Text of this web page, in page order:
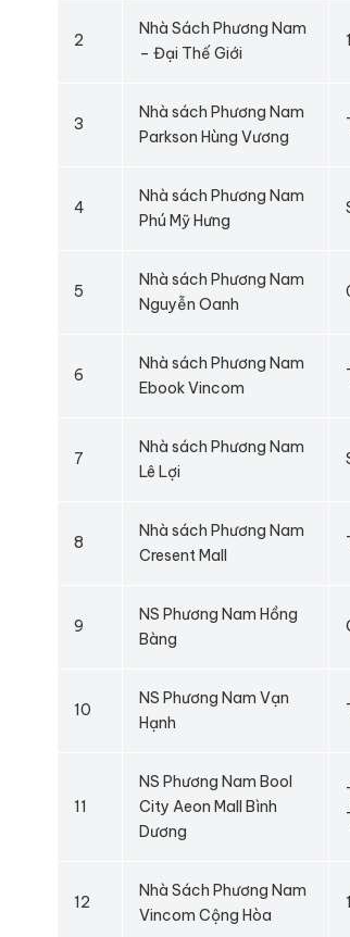
2
Nhà Sách Phương Nam
– Đại Thế Giới
3
Nhà sách Phương Nam
Parkson Hùng Vương
4
Nhà sách Phương Nam
Phú Mỹ Hưng
5
Nhà sách Phương Nam
Nguyễn Oanh
6
Nhà sách Phương Nam
Ebook Vincom
7
Nhà sách Phương Nam
Lê Lợi
8
Nhà sách Phương Nam
Cresent Mall
9
NS Phương Nam Hồng
Bàng
10
NS Phương Nam Vạn
Hạnh
11
NS Phương Nam Bool
City Aeon Mall Bình
Dương
12
Nhà Sách Phương Nam
Vincom Cộng Hòa